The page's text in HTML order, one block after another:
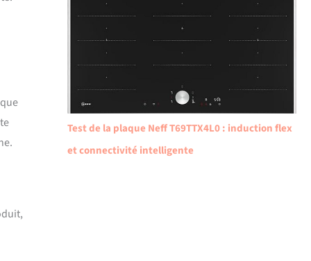
Test de la plaque Neff T69TTX4L0 : induction flex
et connectivité intelligente